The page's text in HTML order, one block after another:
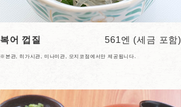
복어 껍질 561엔 (세금 포함)
※본관, 히가시관, 미나미관, 모지코점에서만 제공됩니다.